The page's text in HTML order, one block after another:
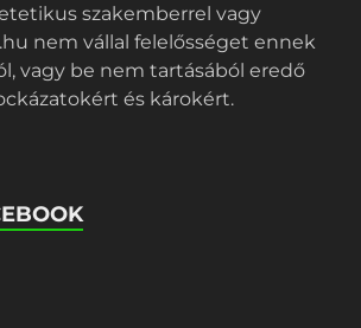
szakemberrel vagy
nem vállal felelősséget ennek
vagy be nem tartásából eredő
és károkért.